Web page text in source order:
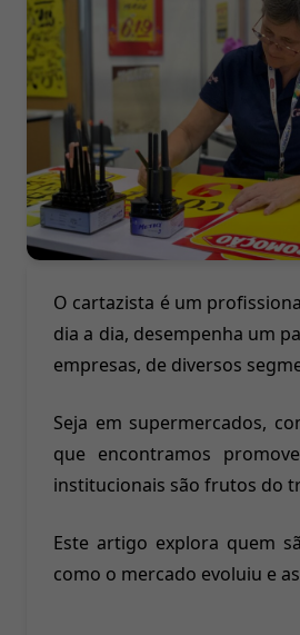
O cartazista é um
dia a dia, desempenha um
empresas, de diversos
Seja em supermercados,
que encontramos
institucionais são frutos do
Este artigo explora quem
como o mercado evoluiu e